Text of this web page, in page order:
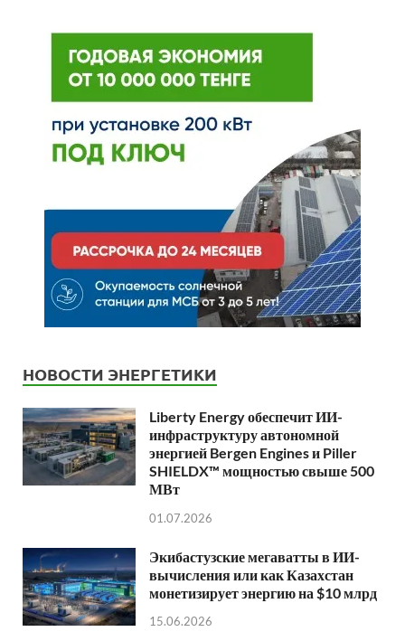
НОВОСТИ ЭНЕРГЕТИКИ
Liberty Energy обеспечит ИИ-
инфраструктуру автономной
энергией Bergen Engines и Piller
SHIELDX™ мощностью свыше 500
МВт
01.07.2026
Экибастузские мегаватты в ИИ-
вычисления или как Казахстан
монетизирует энергию на $10 млрд
15.06.2026